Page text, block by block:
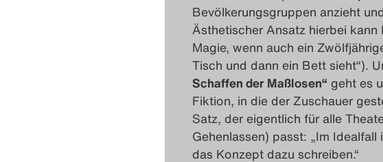
Bevölkerungsgruppen anzieht
Ästhetischer Ansatz hierbei
Magie, wenn auch ein
Tisch und dann ein Bett sieht“).
Schaffen der Maßlosen“ geht es
Fiktion, in die der Zuschauer
Satz, der eigentlich für alle
Gehenlassen) passt: „Im
das Konzept dazu schreiben.“